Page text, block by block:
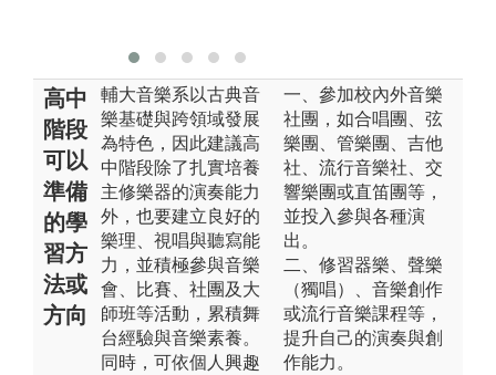
高中
階段
可以
準備
的學
習方
法或
方向
輔大音樂系以古典音
樂基礎與跨領域發展
為特色，因此建議高
中階段除了扎實培養
主修樂器的演奏能力
外，也要建立良好的
樂理、視唱與聽寫能
力，並積極參與音樂
會、比賽、社團及大
師班等活動，累積舞
台經驗與音樂素養。
同時，可依個人興趣
一、參加校內外音樂
社團，如合唱團、弦
樂團、管樂團、吉他
社、流行音樂社、交
響樂團或直笛團等，
並投入參與各種演
出。
二、修習器樂、聲樂
（獨唱）、音樂創作
或流行音樂課程等，
提升自己的演奏與創
作能力。